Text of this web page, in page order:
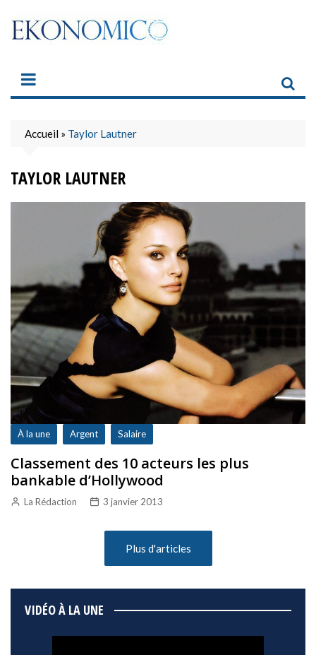
content
Accueil » Taylor Lautner
TAYLOR LAUTNER
À la une Argent Salaire
Classement des 10 acteurs les plus
bankable d’Hollywood
La Rédaction 3 janvier 2013
Plus d'articles
VIDÉO À LA UNE